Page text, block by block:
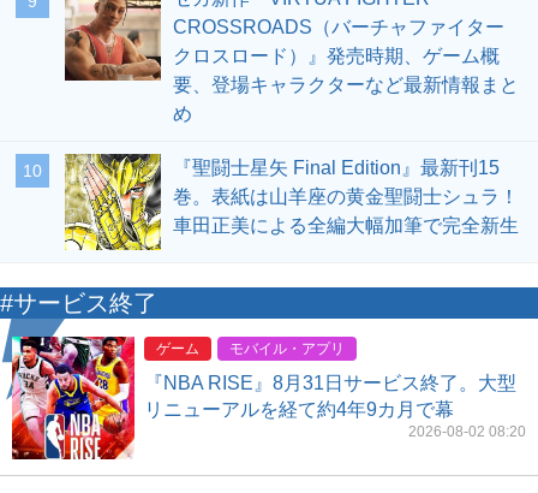
CROSSROADS（バーチャファイター
クロスロード）』発売時期、ゲーム概
要、登場キャラクターなど最新情報まと
め
10
『聖闘士星矢 Final Edition』最新刊15
巻。表紙は山羊座の黄金聖闘士シュラ！
車田正美による全編大幅加筆で完全新生
#サービス終了
ゲーム モバイル・アプリ
『NBA RISE』8月31日サービス終了。大型
リニューアルを経て約4年9カ月で幕
2026-08-02 08:20